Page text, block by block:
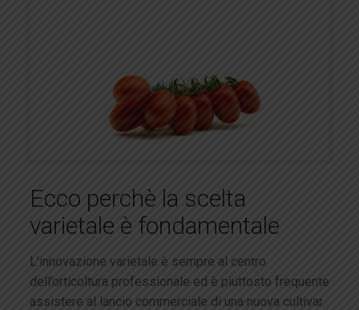
Ecco perchè la scelta
varietale è fondamentale
L’innovazione varietale è sempre al centro
dell’orticoltura professionale ed è piuttosto frequente
assistere al lancio commerciale di una nuova cultivar.